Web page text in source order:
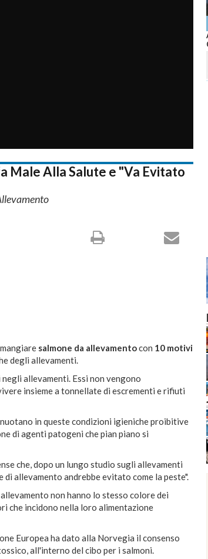
Male Alla Salute e "Va Evitato
salmone da allevamentocon 10 motivi
degli allevamenti.
allevamenti. Essi non vengono
insieme a tonnellate di escrementi e rifiuti
in queste condizioni igieniche proibitive
di agenti patogeni che pian piano si
che, dopo un lungo studio sugli allevamenti
allevamento andrebbe evitato come la peste".
non hanno lo stesso colore dei
che incidono nella loro alimentazione
Europea ha dato alla Norvegia il consenso
all'interno del cibo per i salmoni.